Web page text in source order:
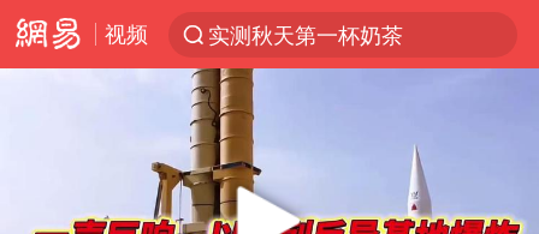
视频
实测秋天第一杯奶茶
汪峰阻止14岁女儿买大牌